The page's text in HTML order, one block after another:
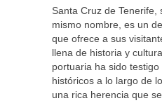
Santa Cruz de Tenerife,
mismo nombre, es un
que ofrece a sus
llena de historia y
portuaria ha sido
históricos a lo largo de
una rica herencia que